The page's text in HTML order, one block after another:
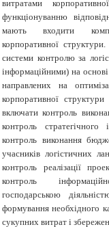
витратами
функціонуванню
мають входити
корпоративної
системи контролю за
інформаційними) на
направлених на
корпоративної
включати контроль
контроль
контроль виконання
учасників логістичних
контроль реалізації
контроль
господарською
формування необхідного
сукупних витрат і